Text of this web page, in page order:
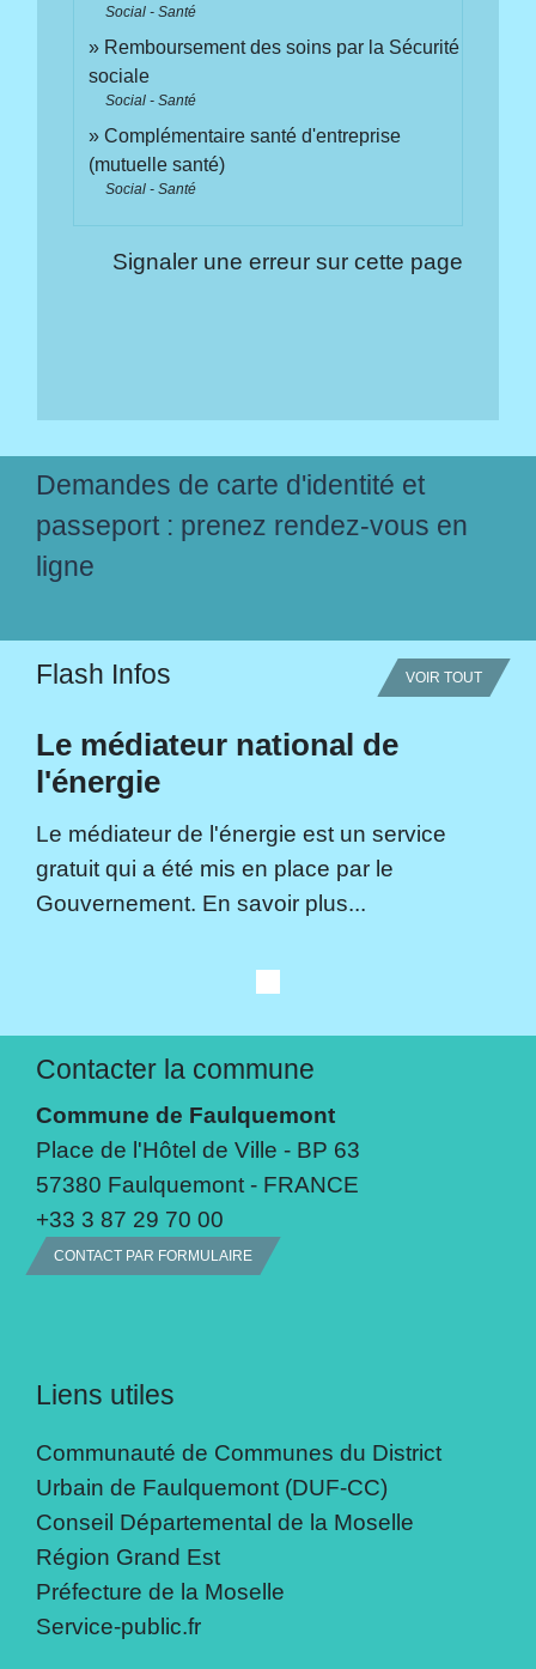
Social - Santé
Remboursement des soins par la Sécurité
sociale
Social - Santé
Complémentaire santé d'entreprise
(mutuelle santé)
Social - Santé
Signaler une erreur sur cette page
Demandes de carte d'identité et
passeport : prenez rendez-vous en
ligne
Flash Infos VOIR TOUT
Le médiateur national de
l'énergie
Le médiateur de l'énergie est un service
gratuit qui a été mis en place par le
Gouvernement. En savoir plus...
Contacter la commune
Commune de Faulquemont
Place de l'Hôtel de Ville - BP 63
57380 Faulquemont - FRANCE
+33 3 87 29 70 00
CONTACT PAR FORMULAIRE
Liens utiles
Communauté de Communes du District
Urbain de Faulquemont (DUF-CC)
Conseil Départemental de la Moselle
Région Grand Est
Préfecture de la Moselle
Service-public.fr